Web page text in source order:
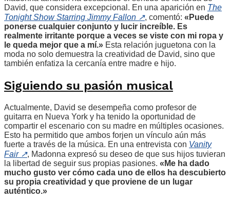
David, que considera excepcional. En una aparición en The
Tonight Show Starring Jimmy Fallon ↗, comentó: «Puede
ponerse cualquier conjunto y lucir increíble. Es
realmente irritante porque a veces se viste con mi ropa y
le queda mejor que a mí.» Esta relación juguetona con la
moda no solo demuestra la creatividad de David, sino que
también enfatiza la cercanía entre madre e hijo.
Siguiendo su pasión musical
Actualmente, David se desempeña como profesor de
guitarra en Nueva York y ha tenido la oportunidad de
compartir el escenario con su madre en múltiples ocasiones.
Esto ha permitido que ambos forjen un vínculo aún más
fuerte a través de la música. En una entrevista con Vanity
Fair ↗, Madonna expresó su deseo de que sus hijos tuvieran
la libertad de seguir sus propias pasiones. «Me ha dado
mucho gusto ver cómo cada uno de ellos ha descubierto
su propia creatividad y que proviene de un lugar
auténtico.»